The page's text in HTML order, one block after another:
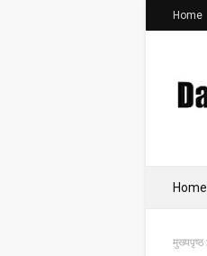
Home
Home
मुख्यपृष्ठ